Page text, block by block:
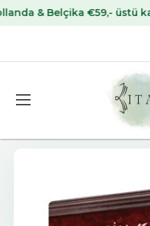
& Belçika €59,- üstü kargo